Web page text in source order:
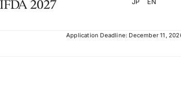
Application Deadline: December 11,